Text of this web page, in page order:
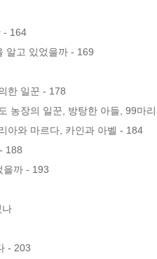
- 164
알고 있었을까 - 169
한 일꾼 - 178
농장의 일꾼, 방탕한 아들, 99마
아와 마르다, 카인과 아벨 - 184
188
을까 - 193
나
- 203